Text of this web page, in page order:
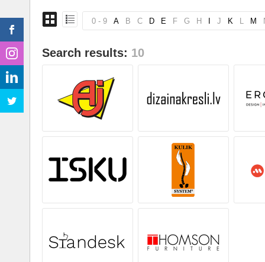
0 - 9 A B C D E F G H J K L M
Search results: 10